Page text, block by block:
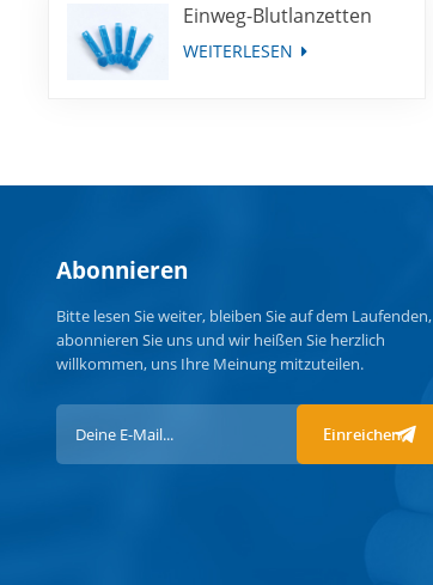
Einweg-Blutlanzetten
WEITERLESEN
Abonnieren
Bitte lesen Sie weiter, bleiben Sie auf dem Laufenden,
abonnieren Sie uns und wir heißen Sie herzlich
willkommen, uns Ihre Meinung mitzuteilen.
Einreichen